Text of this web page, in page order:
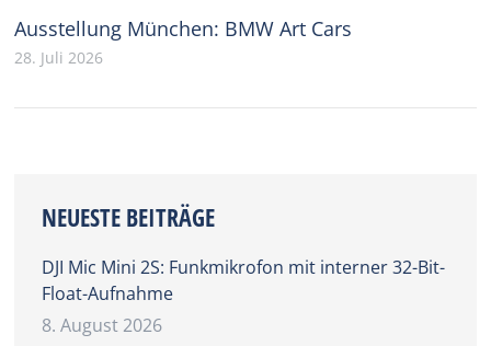
Ausstellung München: BMW Art Cars
28. Juli 2026
NEUESTE BEITRÄGE
DJI Mic Mini 2S: Funkmikrofon mit interner 32-Bit-
Float-Aufnahme
8. August 2026